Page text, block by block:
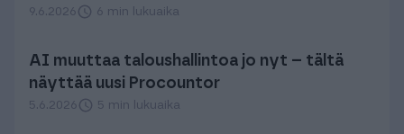
9.6.2026 6 min lukuaika
AI muuttaa taloushallintoa jo nyt – tältä
näyttää uusi Procountor
5.6.2026 5 min lukuaika